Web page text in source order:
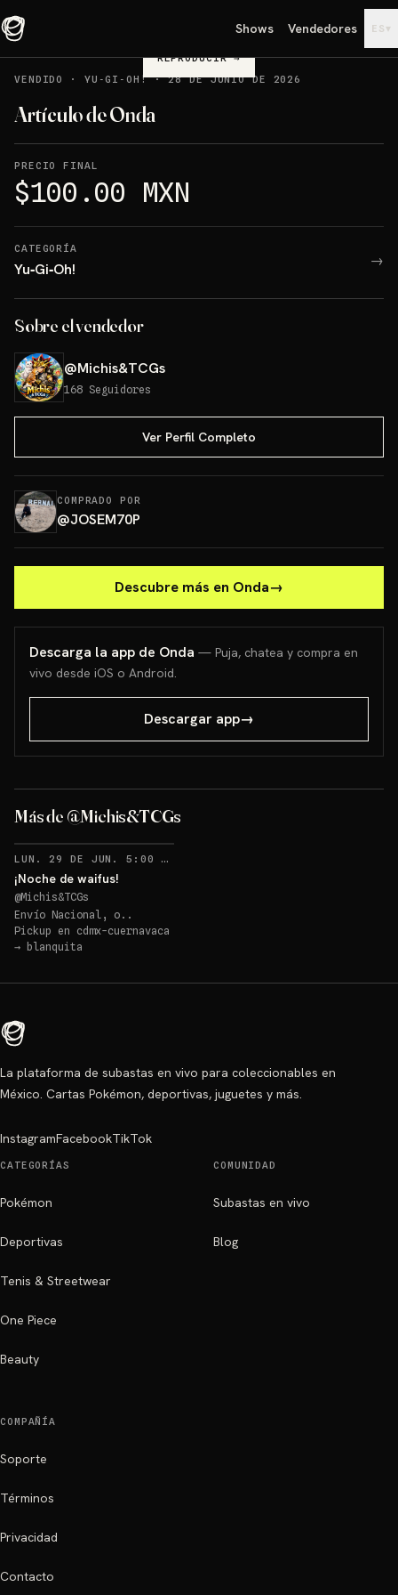
Shows Vendedores ES ▾
REPRODUCIR→
VENDIDO
· YU‑GI‑OH!·28 DE JUNIO DE 2026
Artículo de Onda
PRECIO FINAL
$100.00 MXN
CATEGORÍA
Yu‑Gi‑Oh! →
Sobre el vendedor
@Michis&TCGs
168 Seguidores
Ver Perfil Completo
COMPRADO POR
@JOSEM70P
Descubre más en Onda→
Descarga la app de Onda — Puja, chatea y compra en
vivo desde iOS o Android.
Descargar app→
Más de @Michis&TCGs
¡Almohada sabrosona
→
LUN. 29 DE JUN. 5:00 AM
¡Noche de waifus!
@Michis&TCGs
Envío Nacional, o..
Pickup en cdmx-cuernavaca
→ blanquita
La plataforma de subastas en vivo para coleccionables en
México. Cartas Pokémon, deportivas, juguetes y más.
InstagramFacebookTikTok
CATEGORÍAS
Pokémon
Deportivas
Tenis & Streetwear
One Piece
Beauty
COMUNIDAD
Subastas en vivo
Blog
COMPAÑÍA
Soporte
Términos
Privacidad
Contacto